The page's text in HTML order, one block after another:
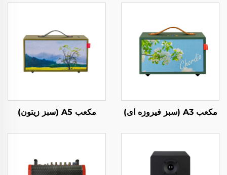
مکعب A3 (سبز فیروزه ای) مکعب A5 (سبز زیتون)